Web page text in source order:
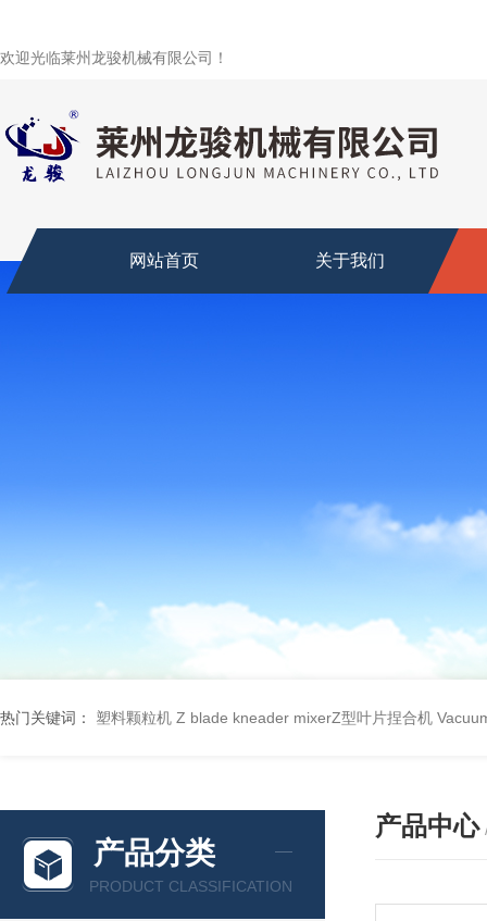
欢迎光临莱州龙骏机械有限公司！
网站首页 关于我们
热门关键词： 塑料颗粒机 Z blade kneader mixerZ型叶片捏合机
产品分类
PRODUCT CLASSIFICATION
产品中心